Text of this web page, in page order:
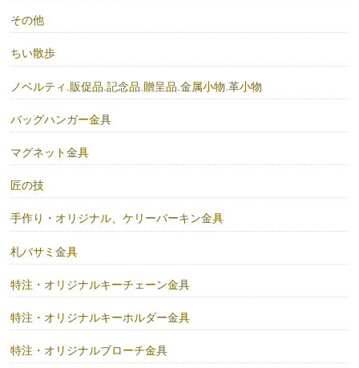
その他
ちい散歩
ノベルティ.販促品.記念品.贈呈品.金属小物.革小物
バッグハンガー金具
マグネット金具
匠の技
手作り・オリジナル、ケリーバーキン金具
札バサミ金具
特注・オリジナルキーチェーン金具
特注・オリジナルキーホルダー金具
特注・オリジナルブローチ金具